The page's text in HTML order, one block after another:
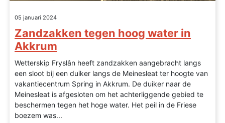
05 januari 2024
Zandzakken tegen hoog water in
Akkrum
Wetterskip Fryslân heeft zandzakken aangebracht langs
een sloot bij een duiker langs de Meinesleat ter hoogte van
vakantiecentrum Spring in Akkrum. De duiker naar de
Meinesleat is afgesloten om het achterliggende gebied te
beschermen tegen het hoge water. Het peil in de Friese
boezem was...